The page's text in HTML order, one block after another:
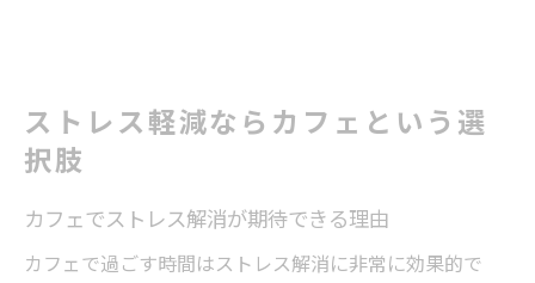
ストレス軽減ならカフェという選
択肢
カフェでストレス解消が期待できる理由
カフェで過ごす時間はストレス解消に非常に効果的で